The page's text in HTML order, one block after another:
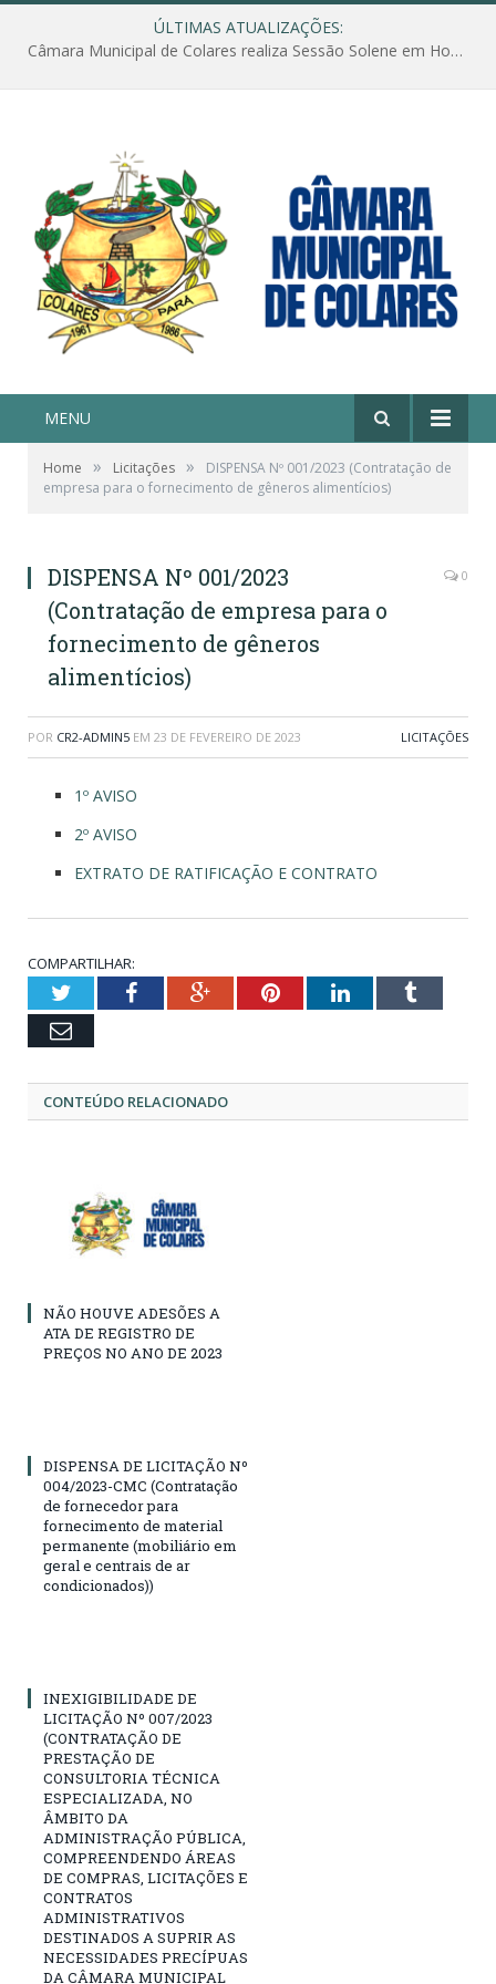
ÚLTIMAS ATUALIZAÇÕES:
Câmara Municipal de Colares realiza Sessão Solene em Homenagem ao Dia das Mães
MENU
Home » Licitações »
DISPENSA Nº 001/2023 (Contratação de
empresa para o fornecimento de gêneros alimentícios)
DISPENSA Nº 001/2023
(Contratação de empresa para o
fornecimento de gêneros
alimentícios)
0
POR CR2-ADMIN5 EM 23 DE FEVEREIRO DE 2023 LICITAÇÕES
1º AVISO
2º AVISO
EXTRATO DE RATIFICAÇÃO E CONTRATO
COMPARTILHAR:
TwitterFacebookGoogle+PinterestLinkedInTumblr
Email
CONTEÚDO RELACIONADO
NÃO HOUVE ADESÕES A
ATA DE REGISTRO DE
PREÇOS NO ANO DE 2023
DISPENSA DE LICITAÇÃO Nº
004/2023-CMC (Contratação
de fornecedor para
fornecimento de material
permanente (mobiliário em
geral e centrais de ar
condicionados))
INEXIGIBILIDADE DE
LICITAÇÃO Nº 007/2023
(CONTRATAÇÃO DE
PRESTAÇÃO DE
CONSULTORIA TÉCNICA
ESPECIALIZADA, NO
ÂMBITO DA
ADMINISTRAÇÃO PÚBLICA,
COMPREENDENDO ÁREAS
DE COMPRAS, LICITAÇÕES E
CONTRATOS
ADMINISTRATIVOS
DESTINADOS A SUPRIR AS
NECESSIDADES PRECÍPUAS
DA CÂMARA MUNICIPAL